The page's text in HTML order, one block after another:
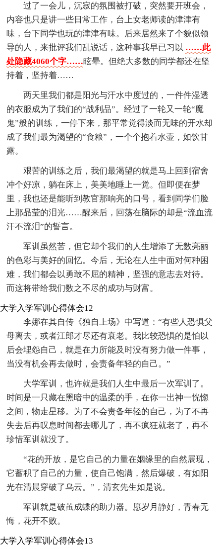
过了一会儿，沉寂的氛围被打破，突然要开班会，
内容也只是讲一些日常工作，台上女老师读的津津有
味，台下同学也玩的津津有味。后来居然来了个貌似领
导的人，来批评我们乱说话，这种事我早已习以 ……此
处隐藏4060个字……眩晕。但绝大多数的同学都还在坚
持着，坚持着……
两天里我们都是阳光与汗水中度过的，一件件湿透
的衣服成为了我们的“战利品”。经过了一轮又一轮“魔
鬼”般的训练，一停下来，那平常觉得淡而无味的开水却
成了我们最为渴望的“食粮”，一个个抱着水壶，如饮甘
露。
艰苦的训练之后，我们最渴望的就是马上回到宿舍
冲个好凉，躺在床上，美美地睡上一觉。但即便在梦
里，我也还是能听到教官那响亮的口号，看到同学们脸
上那晶莹的泪光……醒来后，回荡在脑际的却是“流血流
汗不流泪”的誓言。
军训虽然苦，但它却个我们的人生增添了无数亮丽
的色彩与美好的回忆。今后，无论在人生中面对何种困
难，我们都会以勇敢不屈的精神，坚强的意志去对待。
而这将带给我们数之不尽的成功与财富。
大学入学军训心得体会12
李娜在其自传《独自上场》中写道：“有些人恐惧父
母离去，或者江郎才尽还有衰老。我比较恐惧的是怕以
后会埋怨自己，就是在力所能及时没有努力做一件事，
当没有机会再去做时，会责备年轻的自己。”
大学军训，也许就是我们人生中最后一次军训了。
时间是一只藏在黑暗中的温柔的手，在你一出神一恍惚
之间，物走星移。为了不会责备年轻的自己，为了不再
失去后再叹息时间都去哪儿了，再不疯狂就老了，再不
珍惜军训就没了。
“花的开放，是它自己的力量在姻缘里的自然展现，
它蓄积了自己的力量，使自己饱满，然后爆破，有如阳
光在清晨穿破了乌云。”，清玄先生如是说。
军训就是破茧成蝶的助力器。愿岁月静好，青春无
悔，花开不败。
大学入学军训心得体会13